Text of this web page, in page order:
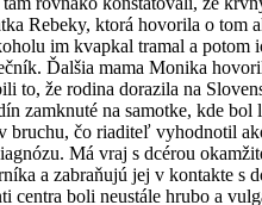
Rebeky, ktorá hovorila o tom
im kvapkal tramal a potom
Ďalšia mama Monika
že rodina dorazila na
zamknuté na samotke, kde bol
čo riaditeľ vyhodnotil
Má vraj s dcérou
a zabraňujú jej v kontakte s
boli neustále hrubo a